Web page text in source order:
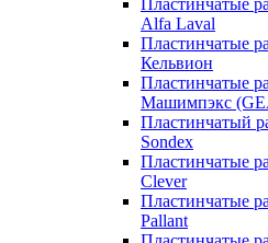
Пластинчатые
Alfa Laval
Пластинчатые
Кельвион
Пластинчатые
Машимпэкс
Пластинчатый
Sondex
Пластинчатые
Clever
Пластинчатые
Pallant